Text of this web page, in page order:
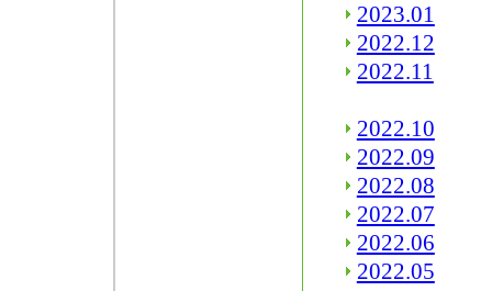
2023.01
2022.12
2022.11
2022.10
2022.09
2022.08
2022.07
2022.06
2022.05